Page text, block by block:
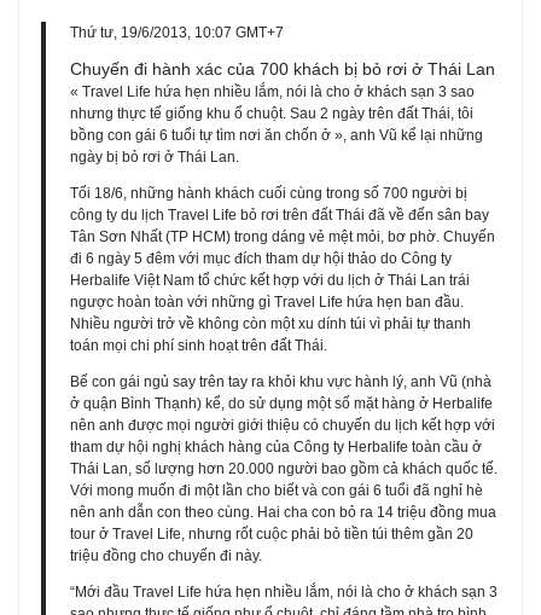
Thứ tư, 19/6/2013, 10:07 GMT+7
Chuyến đi hành xác của 700 khách bị bỏ rơi ở Thái Lan
« Travel Life hứa hẹn nhiều lắm, nói là cho ở khách sạn 3 sao
nhưng thực tế giống khu ổ chuột. Sau 2 ngày trên đất Thái, tôi
bồng con gái 6 tuổi tự tìm nơi ăn chốn ở », anh Vũ kể lại những
ngày bị bỏ rơi ở Thái Lan.
Tối 18/6, những hành khách cuối cùng trong số 700 người bị
công ty du lịch Travel Life bỏ rơi trên đất Thái đã về đến sân bay
Tân Sơn Nhất (TP HCM) trong dáng vẻ mệt mỏi, bơ phờ. Chuyến
đi 6 ngày 5 đêm với mục đích tham dự hội thảo do Công ty
Herbalife Việt Nam tổ chức kết hợp với du lịch ở Thái Lan trái
ngược hoàn toàn với những gì Travel Life hứa hẹn ban đầu.
Nhiều người trở về không còn một xu dính túi vì phải tự thanh
toán mọi chi phí sinh hoạt trên đất Thái.
Bế con gái ngủ say trên tay ra khỏi khu vực hành lý, anh Vũ (nhà
ở quận Bình Thạnh) kể, do sử dụng một số mặt hàng ở Herbalife
nên anh được mọi người giới thiệu có chuyến du lịch kết hợp với
tham dự hội nghị khách hàng của Công ty Herbalife toàn cầu ở
Thái Lan, số lượng hơn 20.000 người bao gồm cả khách quốc tế.
Với mong muốn đi một lần cho biết và con gái 6 tuổi đã nghỉ hè
nên anh dẫn con theo cùng. Hai cha con bỏ ra 14 triệu đồng mua
tour ở Travel Life, nhưng rốt cuộc phải bỏ tiền túi thêm gần 20
triệu đồng cho chuyến đi này.
“Mới đầu Travel Life hứa hẹn nhiều lắm, nói là cho ở khách sạn 3